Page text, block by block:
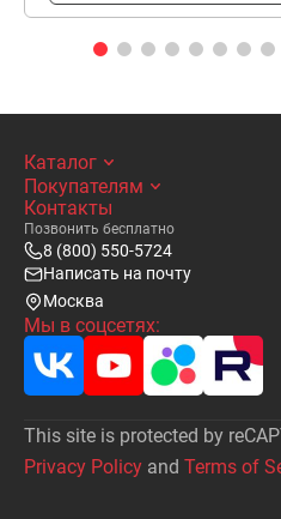
Каталог
Покупателям
Контакты
Позвонить бесплатно
8 (800) 550-5724
Написать на почту
Москва
Мы в соцсетях:
This site is protected by
Privacy Policy and Terms of